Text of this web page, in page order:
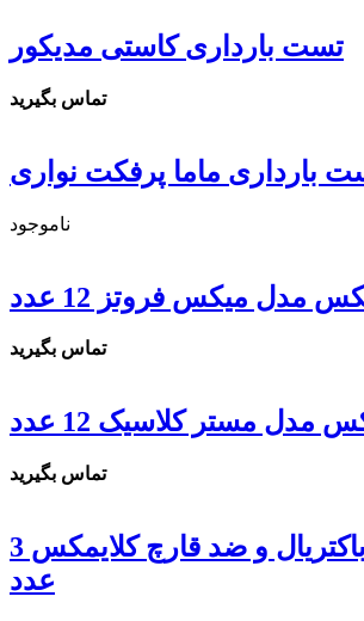
تست بارداری کاستی مدیکور
تماس بگیرید
بارداری ماما پرفکت نواری
ناموجود
مدل میکس فروتز 12 عدد
تماس بگیرید
مدل مستر کلاسیک 12 عدد
تماس بگیرید
کاندوم آنتی باکتریال و ضد قارچ کلایمکس 3
عدد